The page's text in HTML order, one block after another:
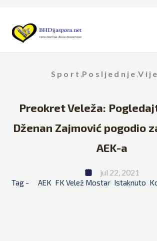
content
Sport ,Posljednje ,
Preokret Veleža:
Dženan Zajmović pogodio
AEK-a
jul 22, 2021
Tag - AEK FK Velež Mostar Istaknuto